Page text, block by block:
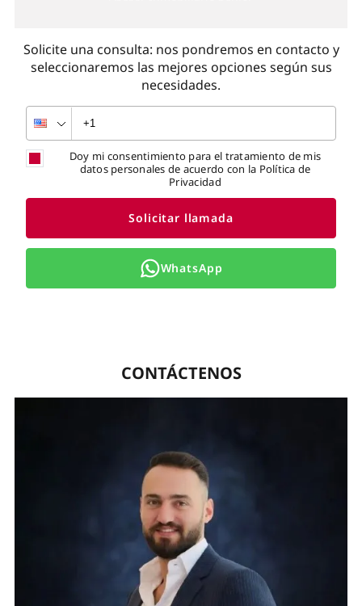
Solicite una consulta: nos pondremos en contacto y
seleccionaremos las mejores opciones según sus
necesidades.
Doy mi consentimiento para el tratamiento de mis
datos personales de acuerdo con la Política de
Privacidad
Solicitar llamada
WhatsApp
CONTÁCTENOS